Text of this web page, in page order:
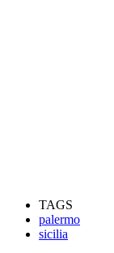
TAGS
palermo
sicilia